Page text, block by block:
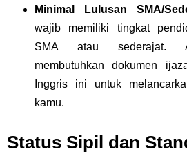
Minimal Lulusan SMA/
wajib memiliki tingkat
SMA atau sederajat.
membutuhkan dokumen
Inggris ini untuk
kamu.
Status Sipil dan